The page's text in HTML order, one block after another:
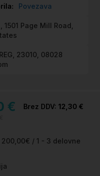
Povezava
1501 Page Mill Road,
23010, 08028
€ 12,30 €
/ 1 - 3 delovne